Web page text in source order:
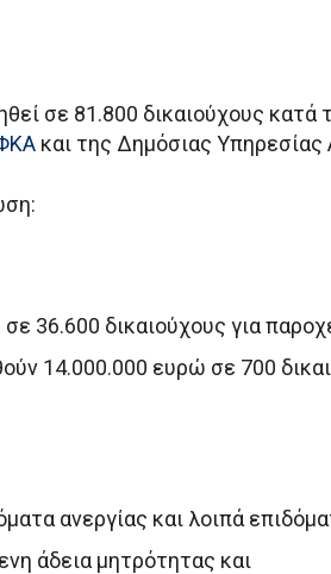
σε 81.800 δικαιούχους
και της Δημόσιας
36.600 δικαιούχους για
14.000.000 ευρώ σε 700
ανεργίας και λοιπά
άδεια μητρότητας και